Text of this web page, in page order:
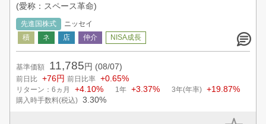
(愛称：スペース革命)
先進国株式 ニッセイ
基準価額 11,785 円 (08/07)
前日比 +76円 前日比率 +0.65%
リターン：6ヵ月 +4.10% 1年 +3.37% 3年(年率) +19.87%
購入時手数料(税込) 3.30%